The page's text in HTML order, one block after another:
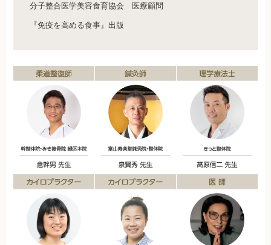
分子整合医学美容食育協会 医療顧問
『免疫を高める食事』出版